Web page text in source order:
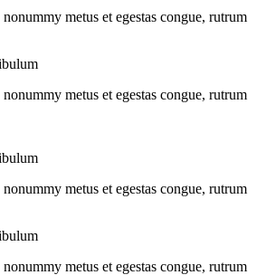
metus et egestas congue, rutrum
metus et egestas congue, rutrum
metus et egestas congue, rutrum
metus et egestas congue, rutrum